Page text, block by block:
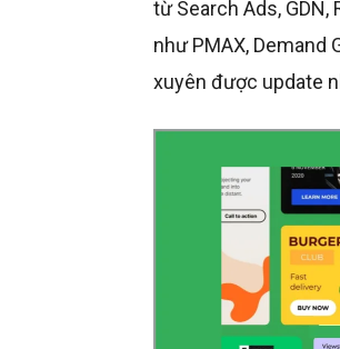
từ Search Ads,
như PMAX, Demand
xuyên được update